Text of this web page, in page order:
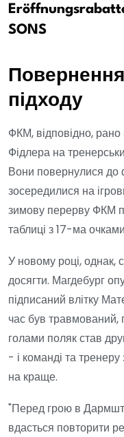
SONS
підходу
ФКМ, відповідно, рано
Фідлера на
Вони повернулися до
зосередилися на
зимову перерву ФКМ
таблиці з 17-ма
У новому році, однак,
досягти. Магдебург
підписаний влітку
час був
голами поляк став
- і команді та
на краще.
"Перед грою в
вдасться повторити